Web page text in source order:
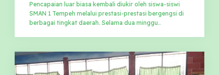
Pencapaian luar biasa kembali diukir oleh siswa-siswi
SMAN 1 Tempeh melalui prestasi-prestasi bergengsi di
berbagai tingkat daerah. Selama dua minggu..